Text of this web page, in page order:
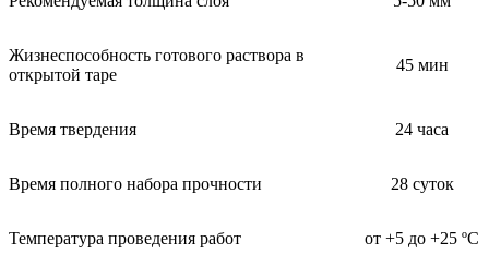
Жизнеспособность готового раствора в
открытой таре
45 мин
Время твердения 24 часа
Время полного набора прочности 28 суток
Температура проведения работ от +5 до +25 ºС